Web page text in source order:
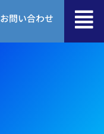
お問い合わせ